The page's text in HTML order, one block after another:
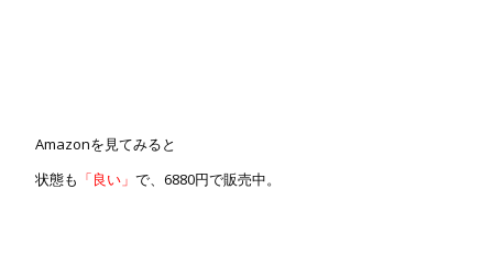
Amazonを見てみると
状態も 「良い」 で、6880円で販売中。